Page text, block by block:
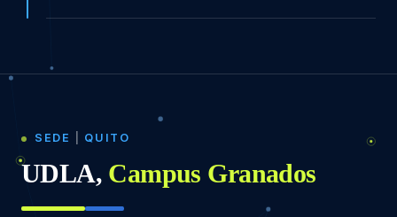
SEDE QUITO
UDLA, Campus Granados